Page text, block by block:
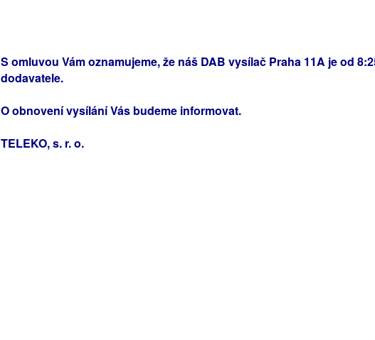
S omluvou Vám oznamujeme, že náš DAB vysílač Praha 11A je od
dodavatele.
O obnovení vysílání Vás budeme informovat.
TELEKO, s. r. o.